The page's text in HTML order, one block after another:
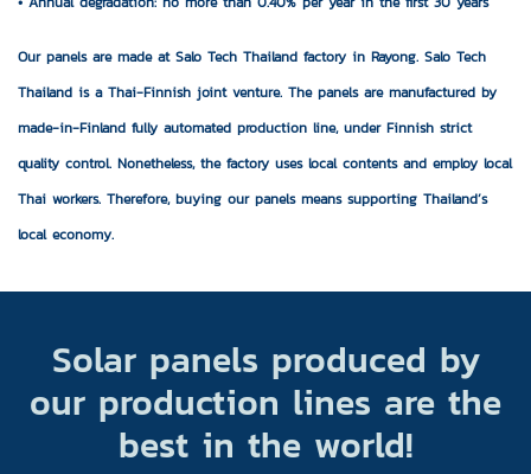
Our panels are made at Salo Tech Thailand factory in Rayong. Salo Tech
Thailand is a Thai-Finnish joint venture. The panels are manufactured by
made-in-Finland fully automated production line, under Finnish strict
quality control. Nonetheless, the factory uses local contents and employ local
Thai workers. Therefore, buying our panels means supporting Thailand’s
local economy.
Solar panels produced by
our production lines are the
best in the world!